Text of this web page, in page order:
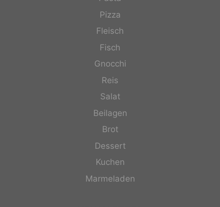
Pizza
Fleisch
Fisch
Gnocchi
Reis
Salat
Beilagen
Brot
Dessert
Kuchen
Marmeladen